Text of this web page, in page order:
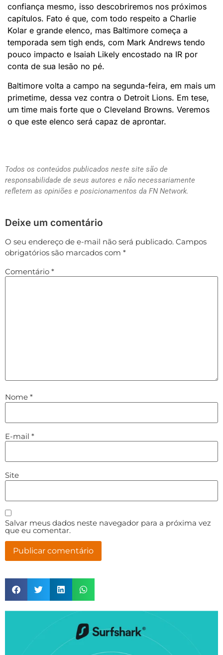
confiança mesmo, isso descobriremos nos próximos
capítulos. Fato é que, com todo respeito a Charlie
Kolar e grande elenco, mas Baltimore começa a
temporada sem tigh ends, com Mark Andrews tendo
pouco impacto e Isaiah Likely encostado na IR por
conta de sua lesão no pé.
Baltimore volta a campo na segunda-feira, em mais um
primetime, dessa vez contra o Detroit Lions. Em tese,
um time mais forte que o Cleveland Browns. Veremos
o que este elenco será capaz de aprontar.
Todos os conteúdos publicados neste site são de
responsabilidade de seus autores e não necessariamente
refletem as opiniões e posicionamentos da FN Network.
Deixe um comentário
O seu endereço de e-mail não será publicado. Campos
obrigatórios são marcados com *
Comentário *
Nome *
E-mail *
Site
Salvar meus dados neste navegador para a próxima vez
que eu comentar.